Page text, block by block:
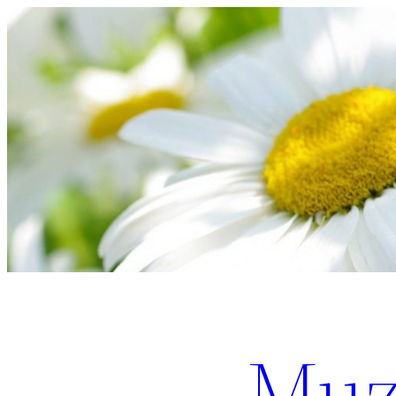
Перейти
содержимому